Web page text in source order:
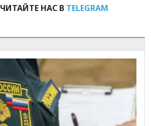
ЧИТАЙТЕ НАС В TELEGRAM